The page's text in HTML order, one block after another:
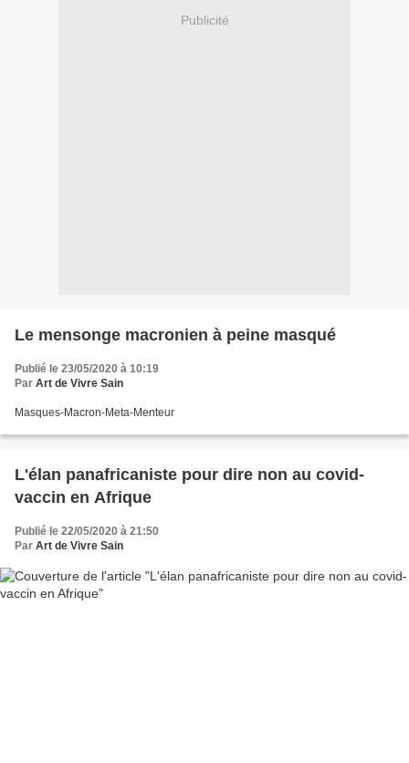
Publicité
Le mensonge macronien à peine masqué
Publié le 23/05/2020 à 10:19
Par Art de Vivre Sain
Masques-Macron-Meta-Menteur
L'élan panafricaniste pour dire non au covid-
vaccin en Afrique
Publié le 22/05/2020 à 21:50
Par Art de Vivre Sain